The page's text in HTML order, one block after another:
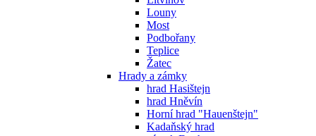
Louny
Most
Podbořany
Teplice
Žatec
Hrady a zámky
hrad Hasištejn
hrad Hněvín
Horní hrad "Hauenštejn"
Kadaňský hrad